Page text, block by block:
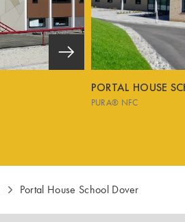
PORTAL HOUSE
PURA® NFC
Portal House School Dover